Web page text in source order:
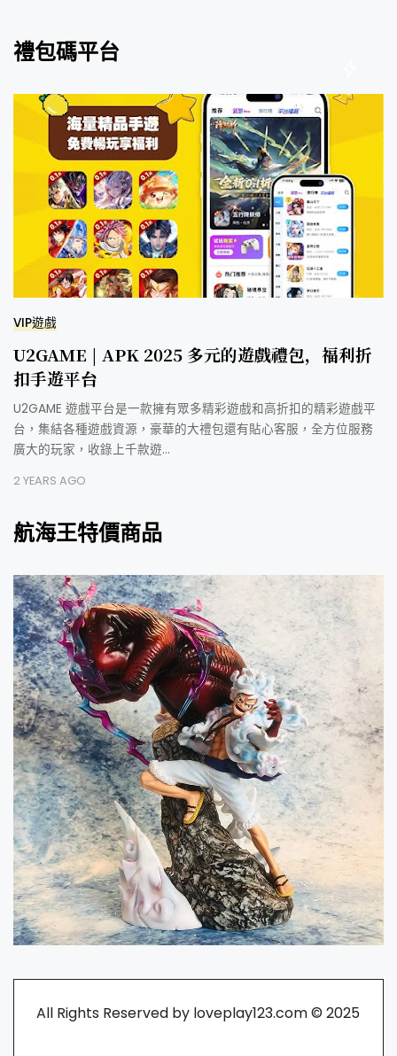
禮包碼平台
VIP遊戲
U2GAME | APK 2025 多元的遊戲禮包，福利折
扣手遊平台
U2GAME 遊戲平台是一款擁有眾多精彩遊戲和高折扣的精彩遊戲平
台，集結各種遊戲資源，豪華的大禮包還有貼心客服，全方位服務
廣大的玩家，收錄上千款遊…
2 YEARS AGO
航海王特價商品
All Rights Reserved by loveplay123.com © 2025